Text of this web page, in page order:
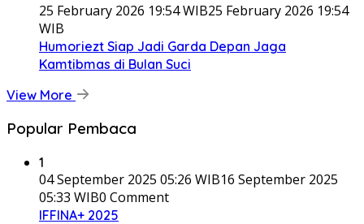
25 February 2026 19:54 WIB25 February 2026 19:54
WIB
Humoriezt Siap Jadi Garda Depan Jaga
Kamtibmas di Bulan Suci
View More
Popular Pembaca
1
04 September 2025 05:26 WIB16 September 2025
05:33 WIB0 Comment
IFFINA+ 2025